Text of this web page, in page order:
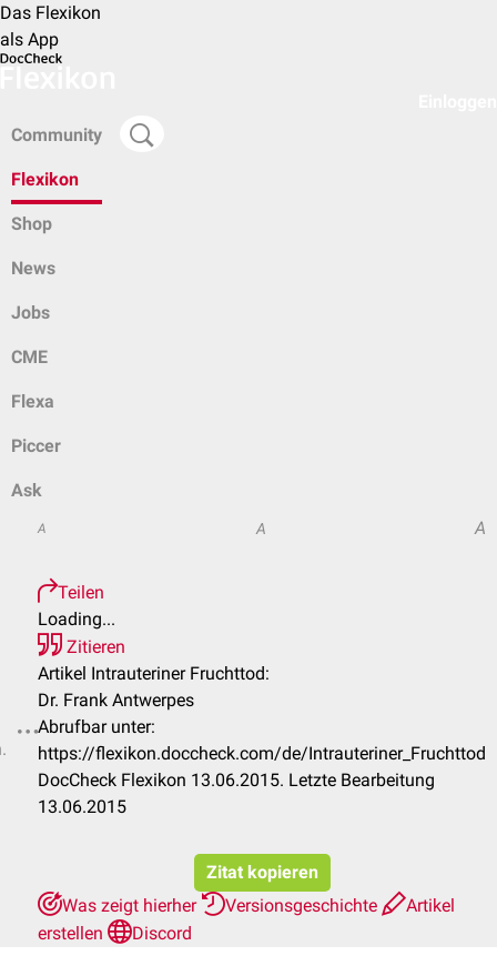
Das Flexikon
als App
Community
Flexikon
Shop
News
Jobs
CME
Flexa
Piccer
Ask
A A A
Teilen
Loading...
Zitieren
Artikel Intrauteriner Fruchttod:
Dr. Frank Antwerpes
Abrufbar unter:
https://flexikon.doccheck.com/de/Intrauteriner_Fruchttod
DocCheck Flexikon 13.06.2015. Letzte Bearbeitung
13.06.2015
Zitat kopieren
Was zeigt hierher
Versionsgeschichte
Artikel
erstellen
Discord